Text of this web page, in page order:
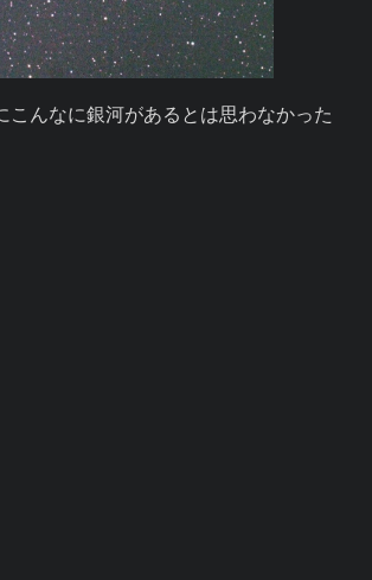
こんなに銀河があるとは思わなかった